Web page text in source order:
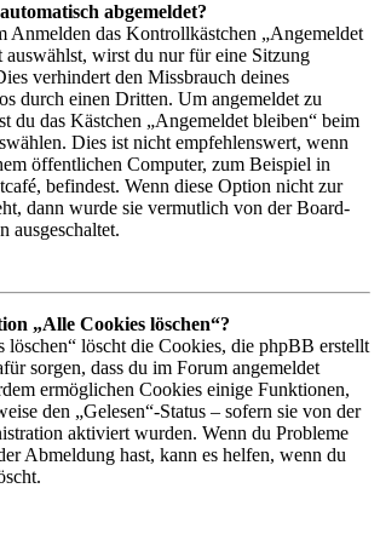
abgemeldet?
Anmelden das Kontrollkästchen „Angemeldet
auswählst, wirst du nur für eine Sitzung
verhindert den Missbrauch deines
durch einen Dritten. Um angemeldet zu
du das Kästchen „Angemeldet bleiben“ beim
Dies ist nicht empfehlenswert, wenn
öffentlichen Computer, zum Beispiel in
befindest. Wenn diese Option nicht zur
dann wurde sie vermutlich von der Board-
ausgeschaltet.
„Alle Cookies löschen“?
löschen“ löscht die Cookies, die phpBB erstellt
sorgen, dass du im Forum angemeldet
ermöglichen Cookies einige Funktionen,
den „Gelesen“-Status – sofern sie von der
aktiviert wurden. Wenn du Probleme
Abmeldung hast, kann es helfen, wenn du